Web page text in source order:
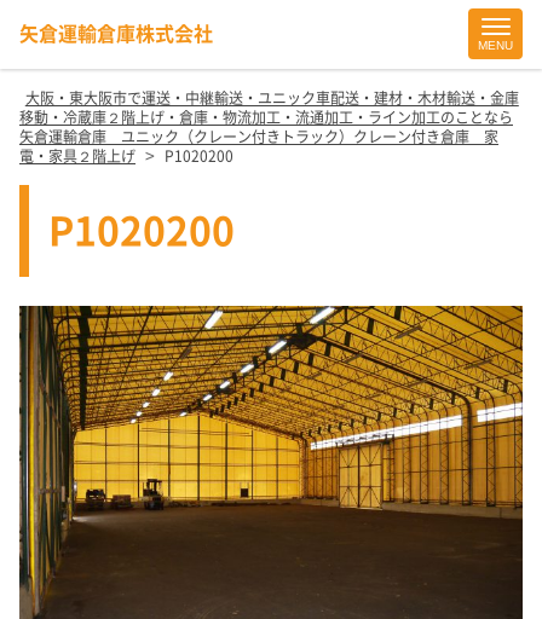
矢倉運輸倉庫株式会社
MENU
大阪・東大阪市で運送・中継輸送・ユニック車配送・建材・木材輸送・金庫
移動・冷蔵庫２階上げ・倉庫・物流加工・流通加工・ライン加工のことなら
矢倉運輸倉庫 ユニック（クレーン付きトラック）クレーン付き倉庫 家
電・家具２階上げ
> P1020200
P1020200
Site
Footer